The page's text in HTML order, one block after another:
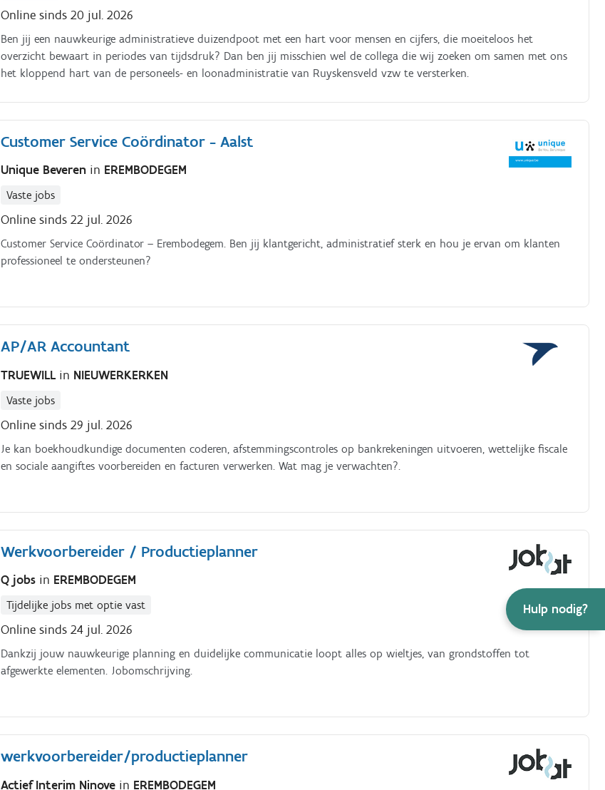
Hulp nodig?
Online sinds 20 jul. 2026
Ben jij een nauwkeurige administratieve duizendpoot met een hart voor mensen en cijfers, die moeiteloos het
overzicht bewaart in periodes van tijdsdruk? Dan ben jij misschien wel de collega die wij zoeken om samen met ons
het kloppend hart van de personeels- en loonadministratie van Ruyskensveld vzw te versterken.
Customer Service Coördinator - Aalst
Unique Beveren in EREMBODEGEM
Vaste jobs
Online sinds 22 jul. 2026
Customer Service Coördinator – Erembodegem. Ben jij klantgericht, administratief sterk en hou je ervan om klanten
professioneel te ondersteunen?
AP/AR Accountant
TRUEWILL in NIEUWERKERKEN
Vaste jobs
Online sinds 29 jul. 2026
Je kan boekhoudkundige documenten coderen, afstemmingscontroles op bankrekeningen uitvoeren, wettelijke fiscale
en sociale aangiftes voorbereiden en facturen verwerken. Wat mag je verwachten?.
Werkvoorbereider / Productieplanner
Q jobs in EREMBODEGEM
Tijdelijke jobs met optie vast
Online sinds 24 jul. 2026
Dankzij jouw nauwkeurige planning en duidelijke communicatie loopt alles op wieltjes, van grondstoffen tot
afgewerkte elementen. Jobomschrijving.
werkvoorbereider/productieplanner
Actief Interim Ninove in EREMBODEGEM